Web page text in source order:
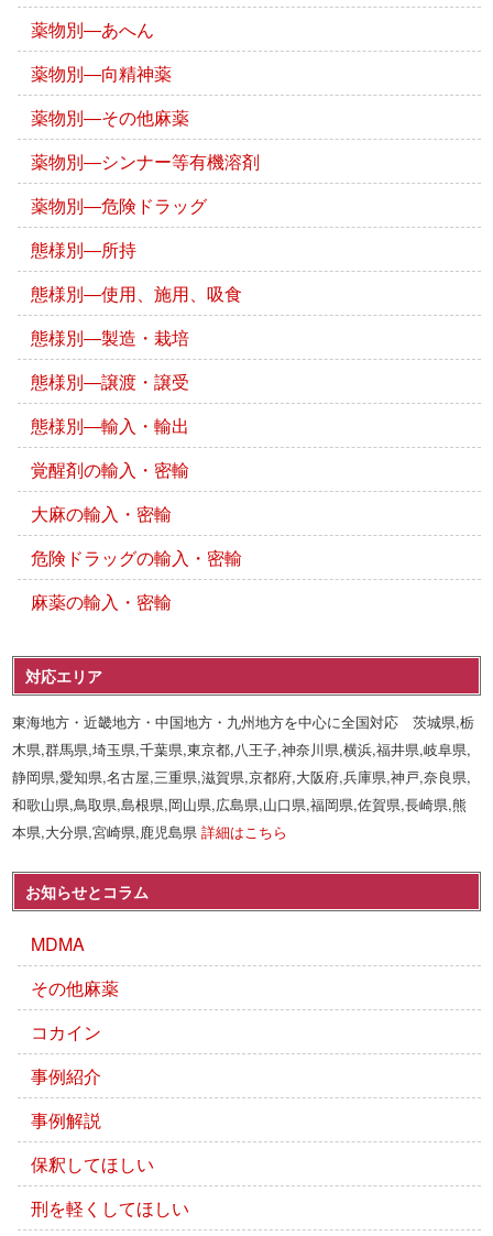
薬物別―あへん
薬物別―向精神薬
薬物別―その他麻薬
薬物別―シンナー等有機溶剤
薬物別―危険ドラッグ
態様別―所持
態様別―使用、施用、吸食
態様別―製造・栽培
態様別―譲渡・譲受
態様別―輸入・輸出
覚醒剤の輸入・密輸
大麻の輸入・密輸
危険ドラッグの輸入・密輸
麻薬の輸入・密輸
対応エリア
東海地方・近畿地方・中国地方・九州地方を中心に全国対応 茨城県,栃
木県,群馬県,埼玉県,千葉県,東京都,八王子,神奈川県,横浜,福井県,岐阜県,
静岡県,愛知県,名古屋,三重県,滋賀県,京都府,大阪府,兵庫県,神戸,奈良県,
和歌山県,鳥取県,島根県,岡山県,広島県,山口県,福岡県,佐賀県,長崎県,熊
本県,大分県,宮崎県,鹿児島県詳細はこちら
お知らせとコラム
MDMA
その他麻薬
コカイン
事例紹介
事例解説
保釈してほしい
刑を軽くしてほしい